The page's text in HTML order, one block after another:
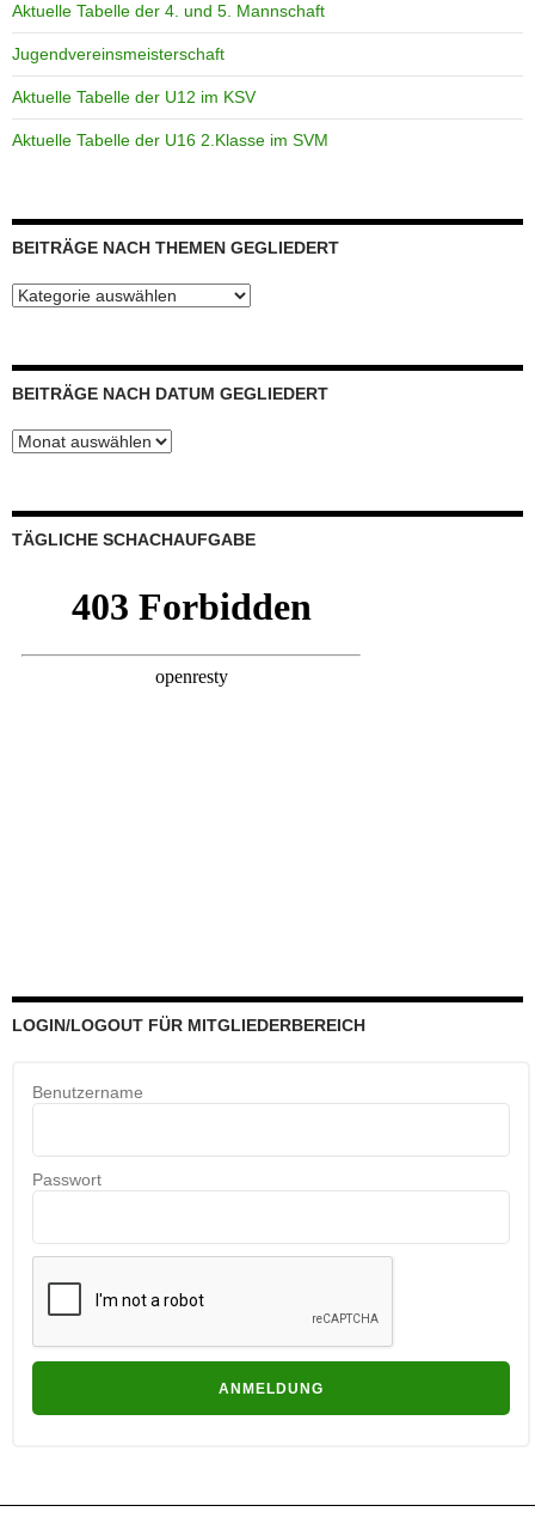
Aktuelle Tabelle der 4. und 5. Mannschaft
Jugendvereinsmeisterschaft
Aktuelle Tabelle der U12 im KSV
Aktuelle Tabelle der U16 2.Klasse im SVM
BEITRÄGE NACH THEMEN GEGLIEDERT
Beiträge
BEITRÄGE NACH DATUM GEGLIEDERT
Beiträge
TÄGLICHE SCHACHAUFGABE
LOGIN/LOGOUT FÜR MITGLIEDERBEREICH
Benutzername
Passwort